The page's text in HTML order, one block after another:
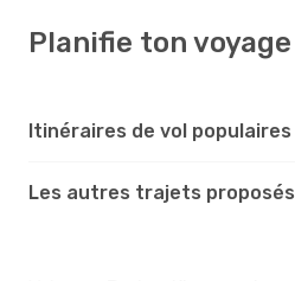
Planifie ton voyage
Itinéraires de vol populaires
Les autres trajets proposés